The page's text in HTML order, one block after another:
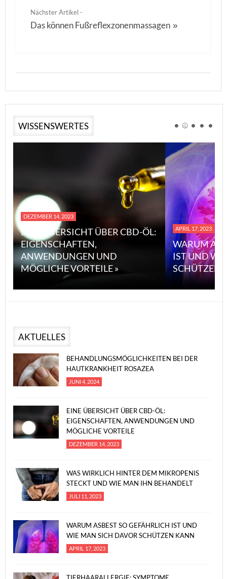
Nächster Artikel -
Das können Fußreflexzonenmassagen »
WISSENSWERTES
DEZEMBER 14, 2023
EINE ÜBERSICHT ÜBER CBD-ÖL:
EIGENSCHAFTEN,
ANWENDUNGEN UND
MÖGLICHE VORTEILE »
APRIL 17, 2023
WARUM
IST UND
SCHÜTZEN
AKTUELLES
BEHANDLUNGSMÖGLICHKEITEN BEI DER
HAUTKRANKHEIT ROSAZEA
JUNI 4, 2024
EINE ÜBERSICHT ÜBER CBD-ÖL:
EIGENSCHAFTEN, ANWENDUNGEN UND
MÖGLICHE VORTEILE
DEZEMBER 14, 2023
WAS WIRKLICH HINTER DEM MIKROPENIS
STECKT UND WIE MAN IHN BEHANDELT
JULI 11, 2023
WARUM ASBEST SO GEFÄHRLICH IST UND
WIE MAN SICH DAVOR SCHÜTZEN KANN
APRIL 17, 2023